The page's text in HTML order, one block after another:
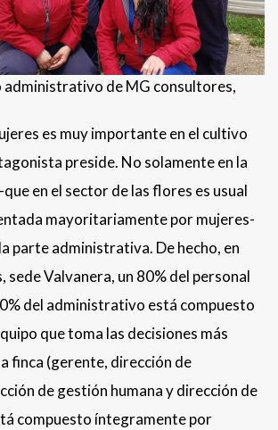
administrativo de MG consultores,
es muy importante en el cultivo
preside. No solamente en la
en el sector de las flores es usual
mayoritariamente por mujeres-
parte administrativa. De hecho, en
Valvanera, un 80% del personal
del administrativo está compuesto
que toma las decisiones más
finca (gerente, dirección de
de gestión humana y dirección de
compuesto íntegramente por